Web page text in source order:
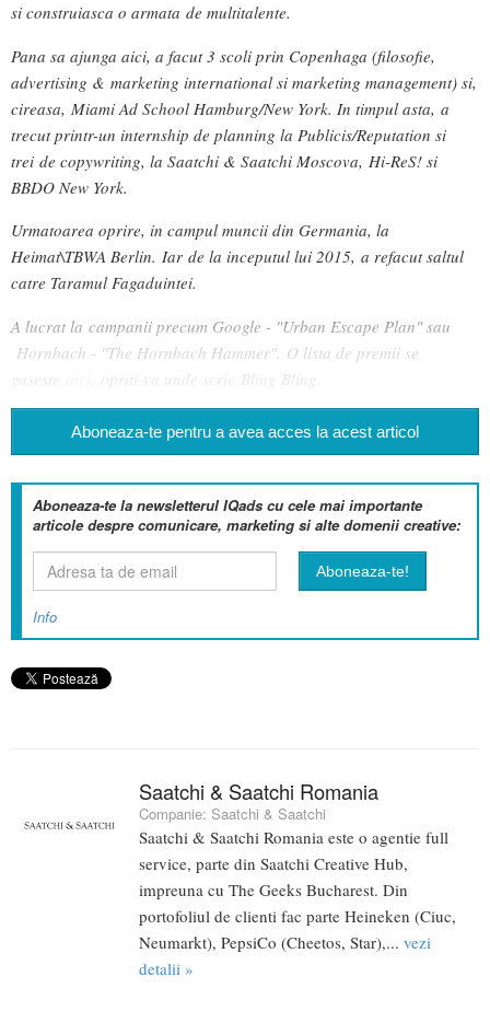
si construiasca o armata de multitalente.
Pana sa ajunga aici, a facut 3 scoli prin Copenhaga (filosofie,
advertising & marketing international si marketing management) si,
cireasa, Miami Ad School Hamburg/New York. In timpul asta, a
trecut printr-un internship de planning la Publicis/Reputation si
trei de copywriting, la Saatchi & Saatchi Moscova, Hi-ReS! si
BBDO New York.
Urmatoarea oprire, in campul muncii din Germania, la
Heimat\TBWA Berlin. Iar de la inceputul lui 2015, a refacut saltul
catre Taramul Fagaduintei.
A lucrat la campanii precum Google - "Urban Escape Plan" sau
Hornbach - "The Hornbach Hammer". O lista de premii se
gaseste
opriti-va unde scrie Bling Bling.
Aboneaza-te pentru a avea acces la acest articol
Aboneaza-te la newsletterul IQads cu cele mai importante
articole despre comunicare, marketing si alte domenii creative:
Info
Saatchi & Saatchi Romania
Companie: Saatchi & Saatchi
Saatchi & Saatchi Romania este o agentie full
service, parte din Saatchi Creative Hub,
impreuna cu The Geeks Bucharest. Din
portofoliul de clienti fac parte Heineken (Ciuc,
Neumarkt), PepsiCo (Cheetos, Star),... vezi
detalii »